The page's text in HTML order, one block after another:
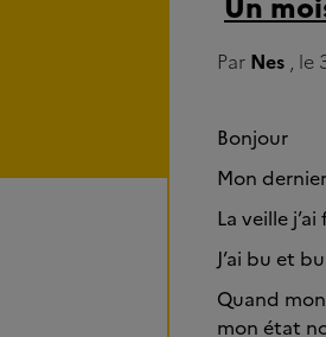
Par Nes , le
Bonjour
Mon
La veille
J’ai bu et
Quand
mon état